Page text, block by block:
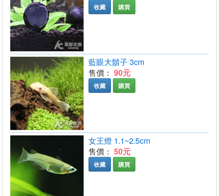
收藏 購買
藍眼大鬍子 3cm
售價： 90元
收藏 購買
女王燈 1.1~2.5cm
售價： 50元
收藏 購買